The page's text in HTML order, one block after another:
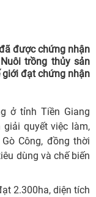
được chứng nhận
trồng thủy sản
giới đạt chứng nhận
ở tỉnh Tiền Giang
quyết việc làm,
Công, đồng thời
dùng và chế biến
2.300ha, diện tích